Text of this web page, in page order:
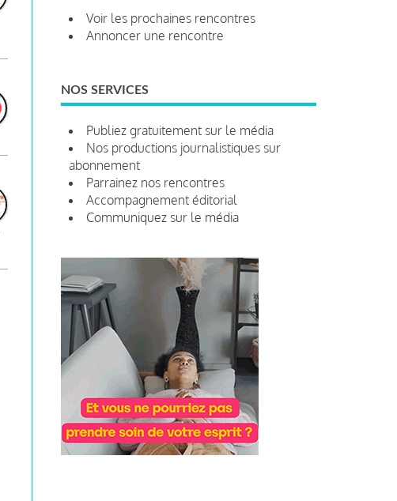
Voir les prochaines rencontres
Annoncer une rencontre
NOS SERVICES
Publiez gratuitement sur le média
Nos productions journalistiques sur
abonnement
Parrainez nos rencontres
Accompagnement éditorial
Communiquez sur le média